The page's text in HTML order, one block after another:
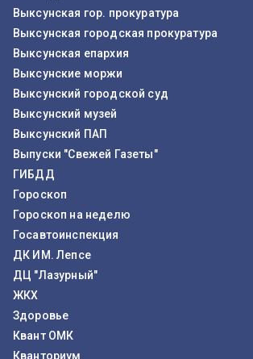
Выксунская гор. прокуратура
Выксунская городская прокуратура
Выксунская епархия
Выксунские моржи
Выксунский городской суд
Выксунский музей
Выксунский ПАП
Выпуски "Свежей Газеты"
ГИБДД
Гороскоп
Гороскоп на неделю
Госавтоинспекция
ДК ИМ. Лепсе
ДЦ "Лазурный"
ЖКХ
Здоровье
Квант ОМК
Кванториум